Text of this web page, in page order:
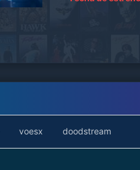
voesx doodstream